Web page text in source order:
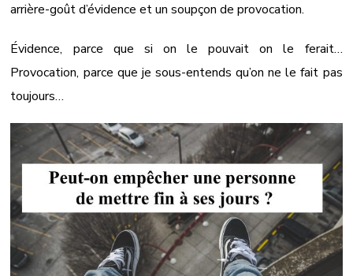
arrière-goût d’évidence et un soupçon de provocation.
Évidence, parce que si on le pouvait on le ferait…
Provocation, parce que je sous-entends qu’on ne le fait pas
toujours…